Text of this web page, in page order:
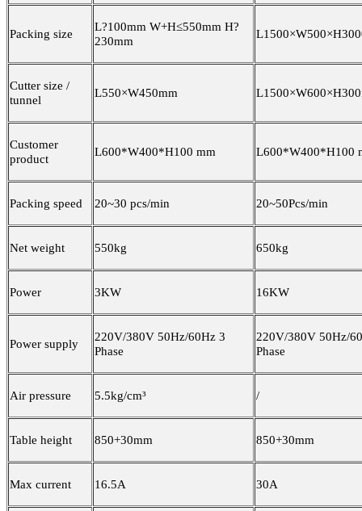
Packing size
L?100mm W+H≤550mm H?
230mm
Cutter size /
tunnel
L550×W450mm
Customer
product
L600*W400*H100 mm L600*W400*H100
Packing speed 20~30 pcs/min 20~50Pcs/min
Net weight 550kg 650kg
Power 3KW 16KW
Power supply
220V/380V 50Hz/60Hz 3
Phase
220V/380V 50Hz/
Phase
Air pressure 5.5kg/cm³ /
Table height 850+30mm 850+30mm
Max current 16.5A 30A